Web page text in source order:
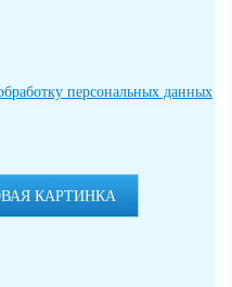
персональных данных
КАРТИНКА